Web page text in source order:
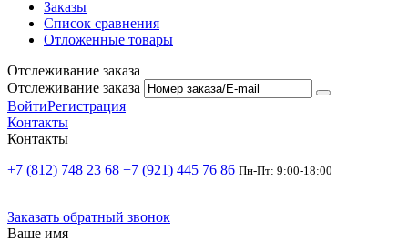
Заказы
Список сравнения
Отложенные товары
Отслеживание заказа
Отслеживание заказа
ВойтиРегистрация
Контакты
Контакты
+7 (812) 748 23 68 +7 (921) 445 76 86 Пн-Пт: 9:00-18:00
Заказать обратный звонок
Ваше имя